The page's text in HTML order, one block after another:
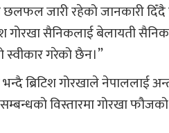
छलफल जारी रहेको जानकारी
गोरखा सैनिकलाई बेलायती
स्वीकार गरेको छैन।”
गोरखाले नेपाललाई
विस्तारमा गोरखा